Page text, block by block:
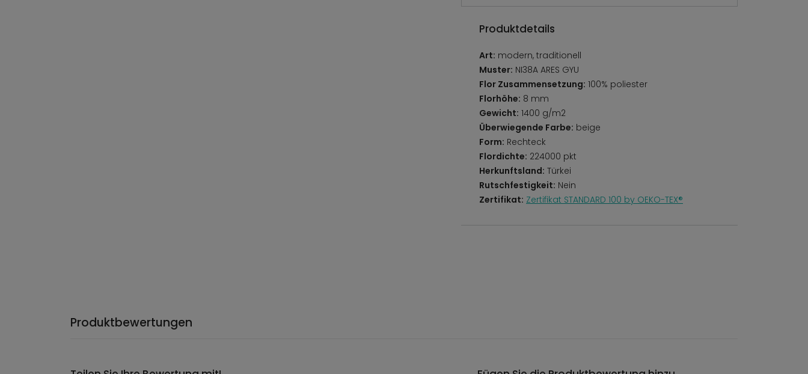
Produktdetails
Art: modern, traditionell
Muster: NI38A ARES GYU
Flor Zusammensetzung: 100% poliester
Florhöhe: 8 mm
Gewicht: 1400 g/m2
Überwiegende Farbe: beige
Form: Rechteck
Flordichte: 224000 pkt
Herkunftsland: Türkei
Rutschfestigkeit: Nein
Zertifikat: Zertifikat STANDARD 100 by OEKO-TEX®
Produktbewertungen